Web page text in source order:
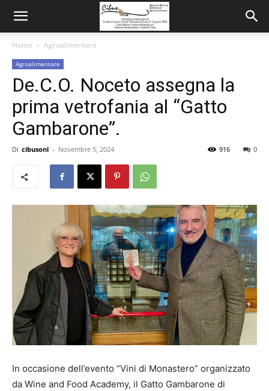
Home Agroalimentare
Agroalimentare
De.C.O. Noceto assegna la
prima vetrofania al “Gatto
Gambarone”.
Di cibusonl - Novembre 5, 2024 0
916
In occasione dell’evento “Vini di Monastero” organizzato
da Wine and Food Academy, il Gatto Gambarone di